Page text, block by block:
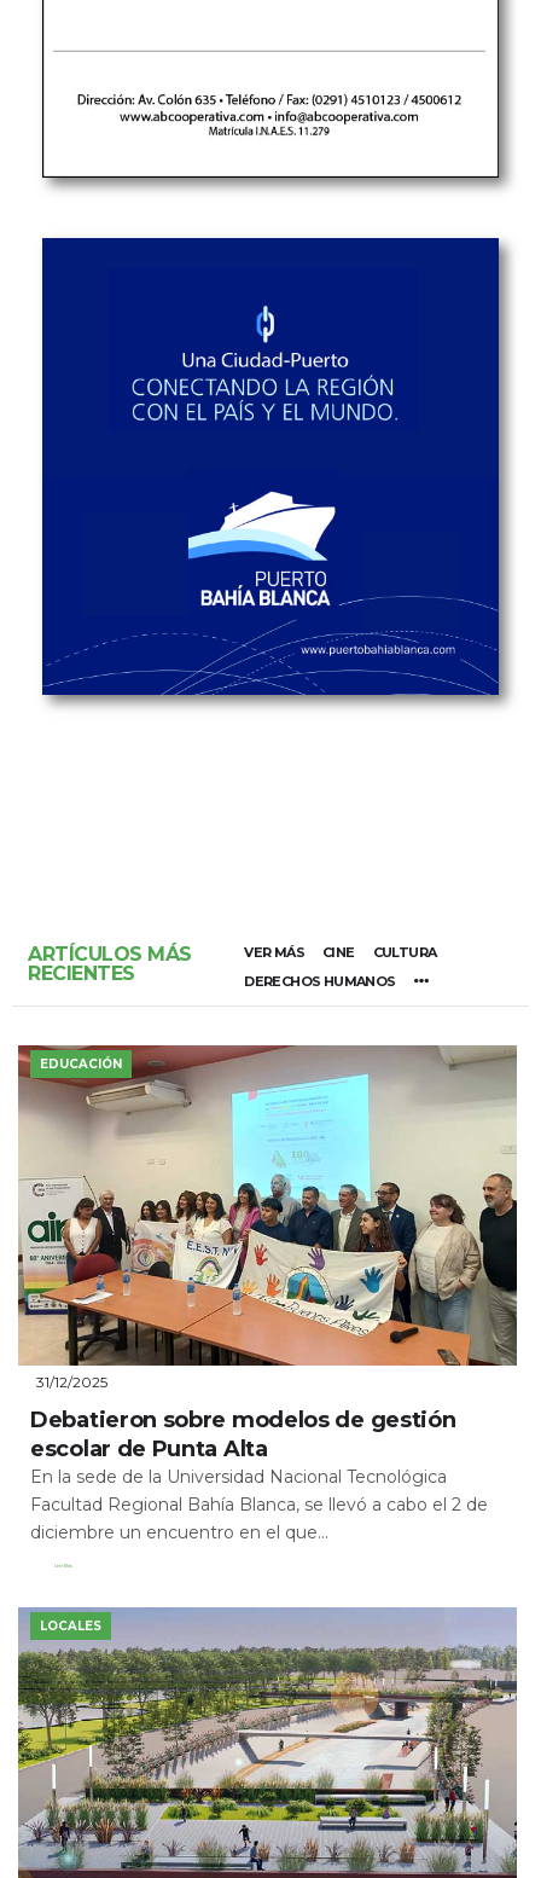
ARTÍCULOS MÁS
RECIENTES
VER MÁS CINE
CULTURA
DERECHOS HUMANOS
EDUCACIÓN
31/12/2025
Debatieron sobre modelos de gestión
escolar de Punta Alta
En la sede de la Universidad Nacional Tecnológica
Facultad Regional Bahía Blanca, se llevó a cabo el 2 de
diciembre un encuentro en el que...
Leer Más
LOCALES